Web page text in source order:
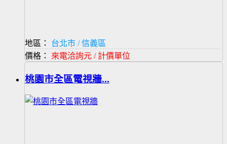
地區：
台北市 / 信義區
價格： 來電洽詢元 / 計價單位
桃園市全區電視牆...